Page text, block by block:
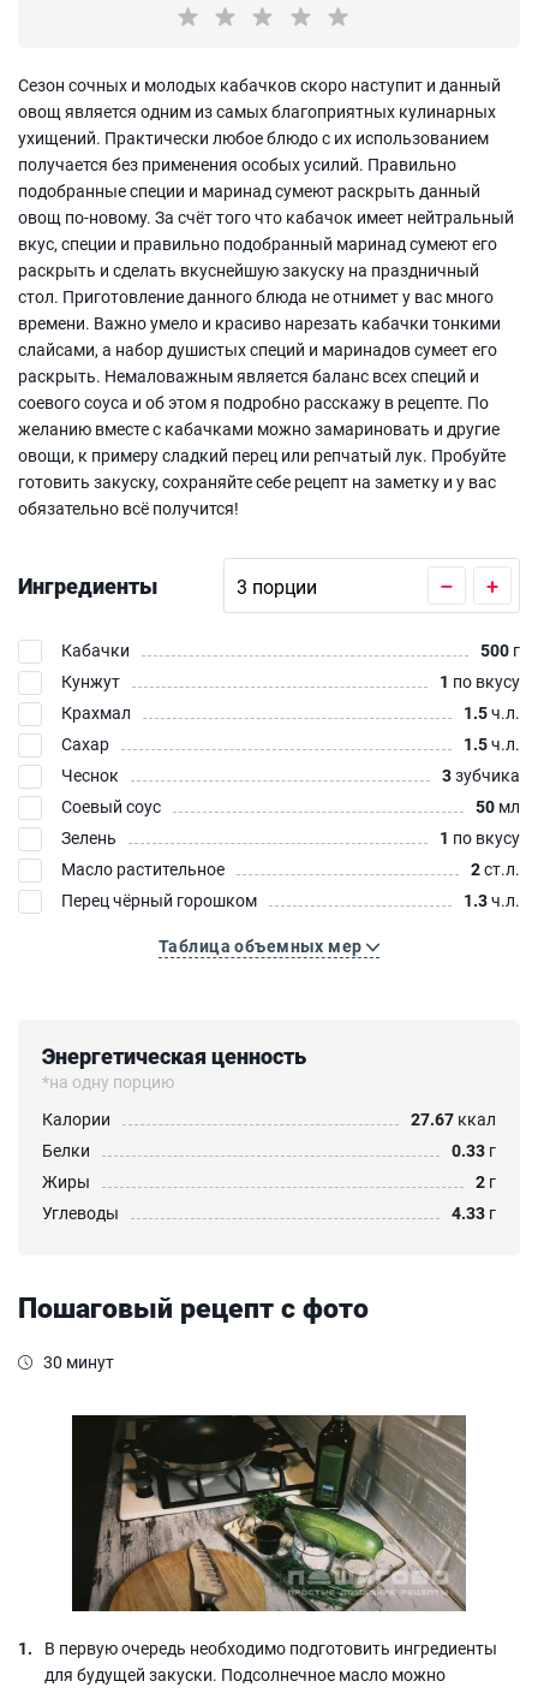
Сезон сочных и молодых кабачков скоро наступит и данный
овощ является одним из самых благоприятных кулинарных
ухищений. Практически любое блюдо с их использованием
получается без применения особых усилий. Правильно
подобранные специи и маринад сумеют раскрыть данный
овощ по-новому. За счёт того что кабачок имеет нейтральный
вкус, специи и правильно подобранный маринад сумеют его
раскрыть и сделать вкуснейшую закуску на праздничный
стол. Приготовление данного блюда не отнимет у вас много
времени. Важно умело и красиво нарезать кабачки тонкими
слайсами, а набор душистых специй и маринадов сумеет его
раскрыть. Немаловажным является баланс всех специй и
соевого соуса и об этом я подробно расскажу в рецепте. По
желанию вместе с кабачками можно замариновать и другие
овощи, к примеру сладкий перец или репчатый лук. Пробуйте
готовить закуску, сохраняйте себе рецепт на заметку и у вас
обязательно всё получится!
Ингредиенты – +
Кабачки 500 г
Кунжут
1 по вкусу
Крахмал
1.5ч.л.
Сахар
1.5ч.л.
Чеснок
3зубчика
Соевый соус
50 мл
Зелень
1 по вкусу
Масло растительное
2ст.л.
Перец чёрный горошком
1.3ч.л.
Таблица объемных мер
Энергетическая ценность
*на одну порцию
Калории
27.67 ккал
Белки
0.33 г
Жиры
2 г
Углеводы
4.33 г
Пошаговый рецепт с фото
30 минут
В первую очередь необходимо подготовить ингредиенты
для будущей закуски. Подсолнечное масло можно